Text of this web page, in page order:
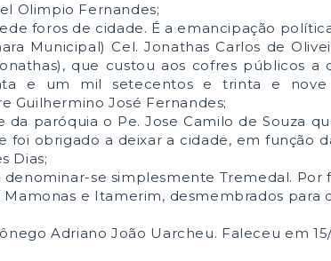
Olimpio Fernandes;
foros de cidade. É a emancipação
Municipal) Cel. Jonathas Carlos de
que custou aos cofres públicos a
e um mil setecentos e trinta e
Guilhermino José Fernandes;
da paróquia o Pe. Jose Camilo de Souza
foi obrigado a deixar a cidade, em função
Dias;
denominar-se simplesmente Tremedal. Por
e Itamerim, desmembrados para
Adriano João Uarcheu. Faleceu em